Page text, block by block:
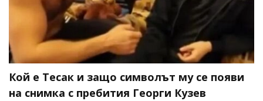
Кой е Тесак и защо символът му се появи
на снимка с пребития Георги Кузев